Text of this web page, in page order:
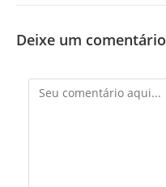
Deixe um comentário
Comentário